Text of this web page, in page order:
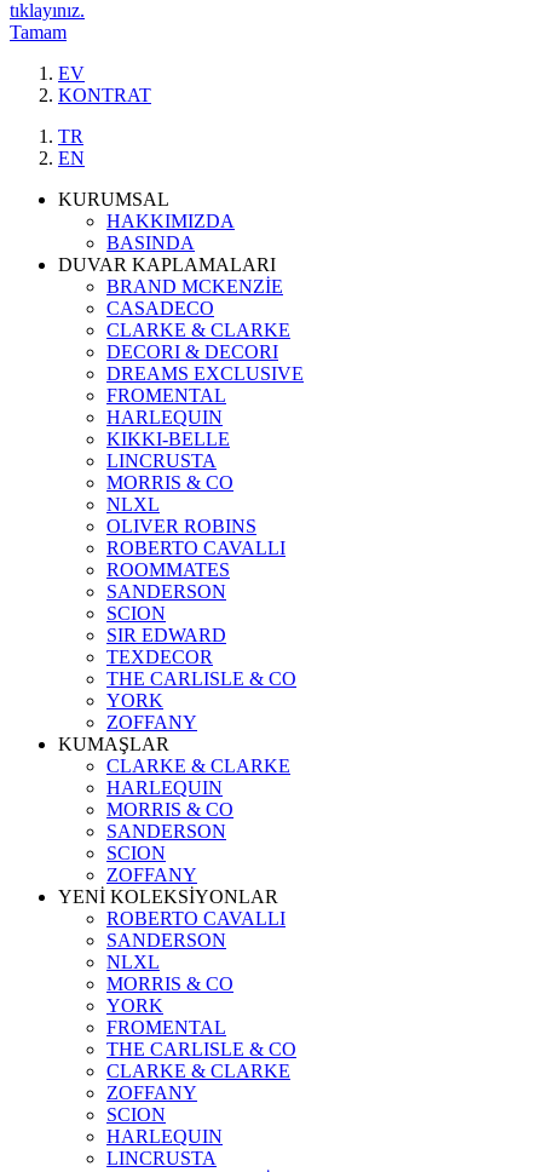
tıklayınız.
Tamam
EV
KONTRAT
TR
EN
KURUMSAL
HAKKIMIZDA
BASINDA
DUVAR KAPLAMALARI
BRAND MCKENZİE
CASADECO
CLARKE & CLARKE
DECORI & DECORI
DREAMS EXCLUSIVE
FROMENTAL
HARLEQUIN
KIKKI-BELLE
LINCRUSTA
MORRIS & CO
NLXL
OLIVER ROBINS
ROBERTO CAVALLI
ROOMMATES
SANDERSON
SCION
SIR EDWARD
TEXDECOR
THE CARLISLE & CO
YORK
ZOFFANY
KUMAŞLAR
CLARKE & CLARKE
HARLEQUIN
MORRIS & CO
SANDERSON
SCION
ZOFFANY
YENİ KOLEKSİYONLAR
ROBERTO CAVALLI
SANDERSON
NLXL
MORRIS & CO
YORK
FROMENTAL
THE CARLISLE & CO
CLARKE & CLARKE
ZOFFANY
SCION
HARLEQUIN
LINCRUSTA